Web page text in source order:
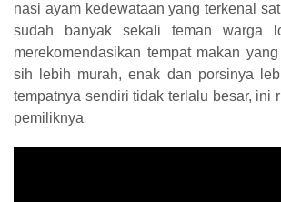
nasi ayam kedewataan yang terkenal
sudah banyak sekali teman warga
merekomendasikan tempat makan
sih lebih murah, enak dan porsinya
tempatnya sendiri tidak terlalu besar, ini
pemiliknya